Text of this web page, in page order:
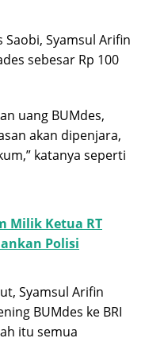
Syamsul Arifin
sebesar Rp 100
uang BUMdes,
akan dipenjara,
katanya seperti
Milik Ketua RT
Polisi
Syamsul Arifin
BUMdes ke BRI
itu semua